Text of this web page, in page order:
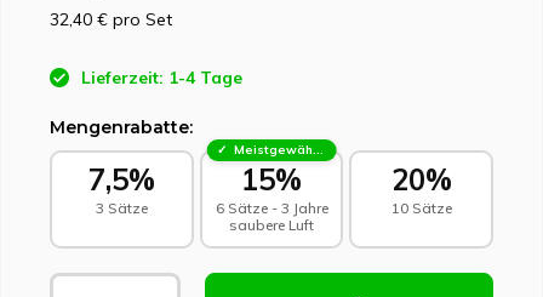
32,40 € pro Set
Lieferzeit: 1-4 Tage
Mengenrabatte:
7,5%
3 Sätze
Meistgewählt - Nachhaltige Wahl
15%
6 Sätze - 3 Jahre
saubere Luft
20%
10 Sätze